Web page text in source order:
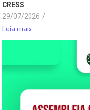
CRESS
29/07/2026 /
Leia mais